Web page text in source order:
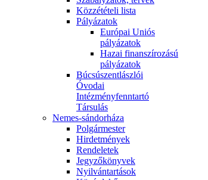
Közzétételi lista
Pályázatok
Európai Uniós
pályázatok
Hazai finanszírozású
pályázatok
Búcsúszentlászlói
Óvodai
Intézményfenntartó
Társulás
Nemes-sándorháza
Polgármester
Hirdetmények
Rendeletek
Jegyzőkönyvek
Nyilvántartások